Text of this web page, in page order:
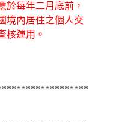
於每年二月底前，
境內居住之個人交
核運用。